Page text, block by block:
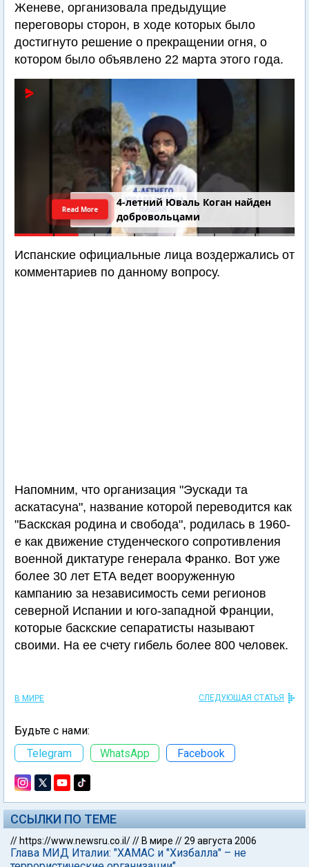
Женеве, организовала предыдущие
переговоры сторон, в ходе которых было
достигнуто решение о прекращении огня, о
котором было объявлено 22 марта этого года.
4-летний Юваль Коган найден
добровольцами
Read More
Испанские официальные лица воздержались от
комментариев по данному вопросу.
Напомним, что организация "Эускади та
аскатасуна", название которой переводится как
"Баскская родина и свобода", родилась в 1960-
е как движение студенческого сопротивления
военной диктатуре генерала Франко. Вот уже
более 30 лет ЕТА ведет вооруженную
кампанию за независимость семи регионов
северной Испании и юго-западной Франции,
которые баскские сепаратисты называют
своими. На ее счету гибель более 800 человек.
В МИРЕ СЛЕДУЮЩАЯ СТАТЬЯ
Будьте с нами:
Telegram
WhatsApp Facebook
ССЫЛКИ ПО ТЕМЕ
// https://www.newsru.co.il/// В мире //29 августа 2006
Глава МИД Италии: "ХАМАС и "Хизбалла" – не